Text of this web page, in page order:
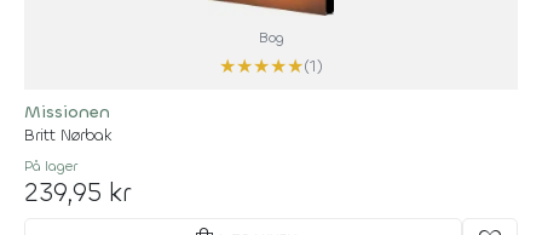
Bog
★★★★★(1)
Missionen
Britt Nørbak
På lager
239,95 kr